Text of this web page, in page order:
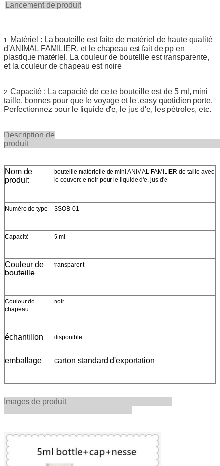
Lancement de produit
1. Matériel : La bouteille est faite de matériel de haute qualité
d'ANIMAL FAMILIER, et le chapeau est fait de pp en
plastique matériel. La couleur de bouteille est transparente,
et la couleur de chapeau est noire
2. Capacité : La capacité de cette bouteille est de 5 ml, mini
taille, bonnes pour que le voyage et le .easy quotidien porte.
Perfectionnez pour le liquide d'e, le jus d'e, les pétroles, etc.
Description de
Nom de
produit
bouteille matérielle de mini ANIMAL FAMILIER de taille avec
le couvercle noir pour le liquide d'e, jus d'e
Numéro de type SSOB-01
Capacité 5 ml
Couleur de
bouteille
transparent
Couleur de
chapeau
noir
échantillon disponible
emballage carton standard d'exportation
Images de produit